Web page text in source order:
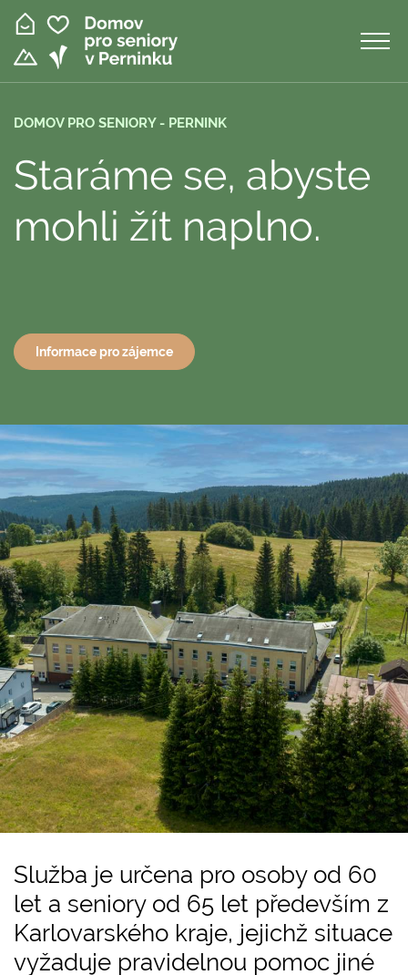
Přejít
hlavnímu
obsahu
DOMOV PRO SENIORY - PERNINK
Staráme se, abyste
mohli žít naplno.
Informace pro zájemce
Služba je určena pro osoby od 60
let a seniory od 65 let především z
Karlovarského kraje, jejichž situace
vyžaduje pravidelnou pomoc jiné